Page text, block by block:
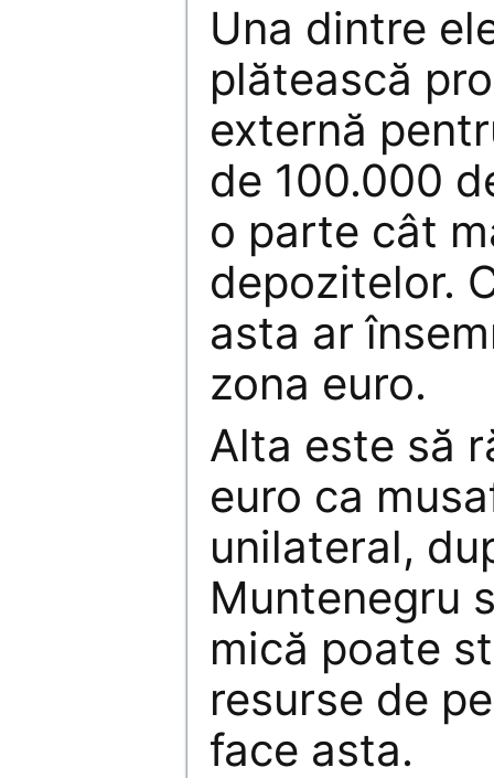
Una dintre
plătească
externă
de 100.000
o parte cât
depozitelor.
asta ar
zona euro.
Alta este să
euro ca
unilateral,
Muntenegru
mică poate
resurse de
face asta.